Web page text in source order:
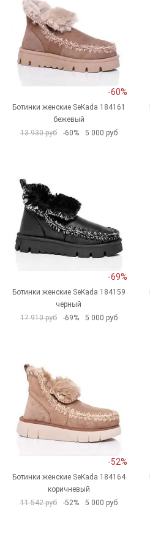
-60%
Ботинки женские SeKada 184161
бежевый
13 930 руб
-60% 5 000 руб
-69%
Ботинки женские SeKada 184159
черный
17 910 руб
-69% 5 000 руб
-52%
Ботинки женские SeKada 184164
коричневый
11 542 руб
-52% 5 000 руб